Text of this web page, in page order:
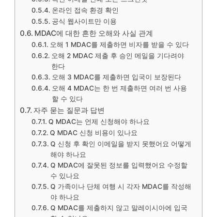
온라인 접속 환경 확인
공식 웹사이트만 이용
MDAC에 대한 흔한 오해와 사실 관계
오해 1 MDAC를 제출하면 비자를 받을 수 있다
오해 2 MDAC 제출 후 승인 메일을 기다려야
한다
오해 3 MDAC를 제출하면 입국이 보장된다
오해 4 MDAC는 한 번 제출하면 여러 번 사용
할 수 있다
자주 묻는 질문과 답변
Q MDAC는 언제 신청해야 하나요
Q MDAC 신청 비용이 있나요
Q 신청 후 확인 이메일을 받지 못했어요 어떻게
해야 하나요
Q MDAC에 잘못된 정보를 입력했어요 수정할
수 있나요
Q 가족이나 단체 여행 시 각자 MDAC를 작성해
야 하나요
Q MDAC를 제출하지 않고 말레이시아에 입국